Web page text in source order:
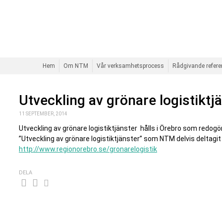
Hem Om NTM Vår verksamhetsprocess Rådgivande
Utveckling av grönare
11 SEPTEMBER, 2014
Utveckling av grönare logistiktjänster hålls i Örebro som
”Utveckling av grönare logistiktjänster” som NTM delvis
http://www.regionorebro.se/gronarelogistik
DELA